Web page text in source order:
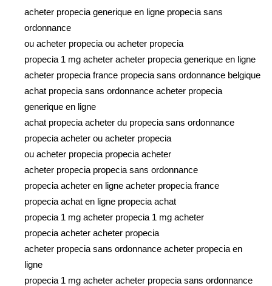
acheter propecia generique en ligne propecia sans
ordonnance
ou acheter propecia ou acheter propecia
propecia 1 mg acheter acheter propecia generique en ligne
acheter propecia france propecia sans ordonnance belgique
achat propecia sans ordonnance acheter propecia
generique en ligne
achat propecia acheter du propecia sans ordonnance
propecia acheter ou acheter propecia
ou acheter propecia propecia acheter
acheter propecia propecia sans ordonnance
propecia acheter en ligne acheter propecia france
propecia achat en ligne propecia achat
propecia 1 mg acheter propecia 1 mg acheter
propecia acheter acheter propecia
acheter propecia sans ordonnance acheter propecia en
ligne
propecia 1 mg acheter acheter propecia sans ordonnance